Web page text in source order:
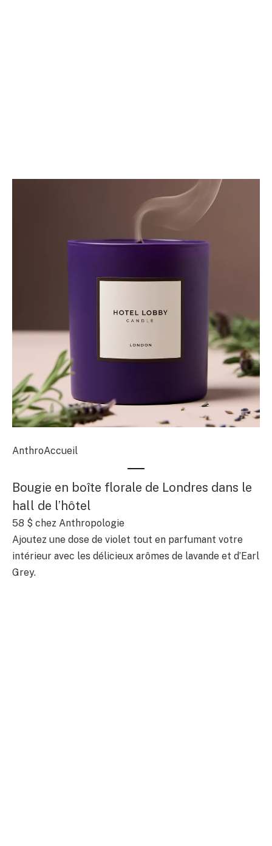
AnthroAccueil
Bougie en boîte florale de Londres dans le
hall de l’hôtel
58 $ chez Anthropologie
Ajoutez une dose de violet tout en parfumant votre
intérieur avec les délicieux arômes de lavande et d’Earl
Grey.